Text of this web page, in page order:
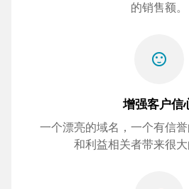
的销售额。
sentiment_satisfied
增强客户信
一个漂亮的域名，一个有信
和利益相关者带来很大